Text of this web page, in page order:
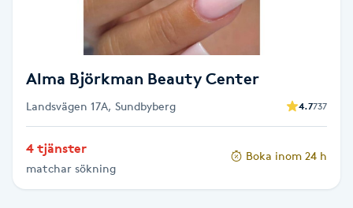
Gruppträning
Gua Sha-massage
Alma Björkman Beauty Center
Landsvägen 17A, Sundbyberg 4.7737
4 tjänster
matchar sökning
Boka inom 24 h